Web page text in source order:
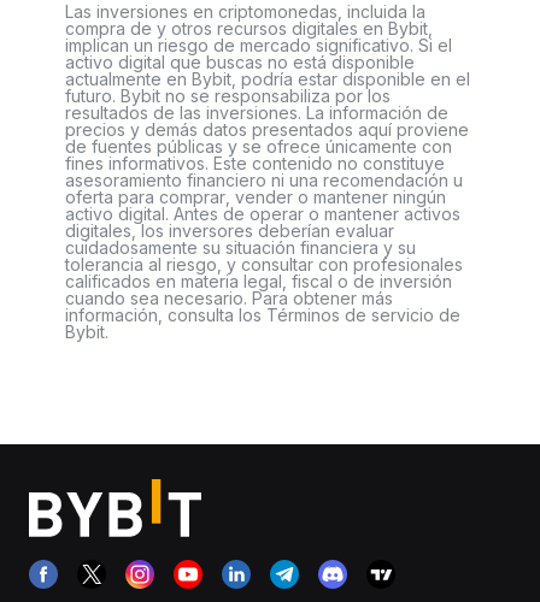
Las inversiones en criptomonedas, incluida la
compra de y otros recursos digitales en Bybit,
implican un riesgo de mercado significativo. Si el
activo digital que buscas no está disponible
actualmente en Bybit, podría estar disponible en el
futuro. Bybit no se responsabiliza por los
resultados de las inversiones. La información de
precios y demás datos presentados aquí proviene
de fuentes públicas y se ofrece únicamente con
fines informativos. Este contenido no constituye
asesoramiento financiero ni una recomendación u
oferta para comprar, vender o mantener ningún
activo digital. Antes de operar o mantener activos
digitales, los inversores deberían evaluar
cuidadosamente su situación financiera y su
tolerancia al riesgo, y consultar con profesionales
calificados en materia legal, fiscal o de inversión
cuando sea necesario. Para obtener más
información, consulta los Términos de servicio de
Bybit.